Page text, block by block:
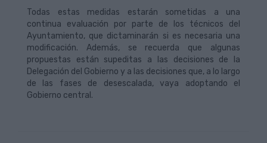
Todas estas medidas estarán sometidas a una
continua evaluación por parte de los técnicos del
Ayuntamiento, que dictaminarán si es necesaria una
modificación. Además, se recuerda que algunas
propuestas están supeditas a las decisiones de la
Delegación del Gobierno y a las decisiones que, a lo largo
de las fases de desescalada, vaya adoptando el
Gobierno central.